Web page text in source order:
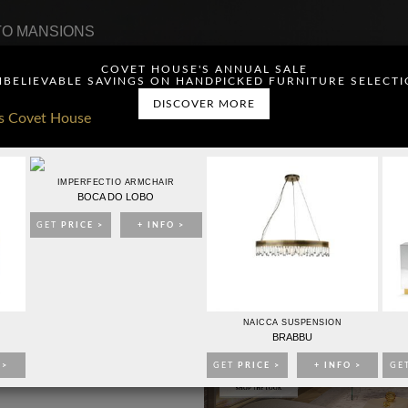
COVET HOUSE'S ANNUAL SALE
SAVINGS ON HANDPICKED FURNITURE
DISCOVER MORE
IMPERFECTIO ARMCHAIR
BOCA DO LOBO
GET PRICE > + INFO >
NAICCA SUSPENSION
BRABBU
GET PRICE > + INFO >
MANSIONS
have read and agree to